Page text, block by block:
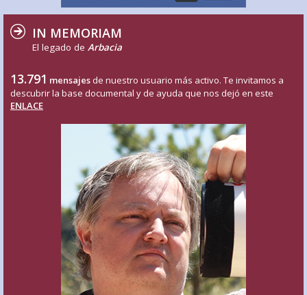
IN MEMORIAM
El legado de Arbacia
13.791 mensajes de nuestro usuario más activo. Te invitamos a
descubrir la base documental y de ayuda que nos dejó en este
ENLACE